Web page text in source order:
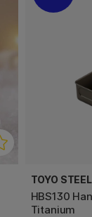
TOYO
HBS130
Titanium